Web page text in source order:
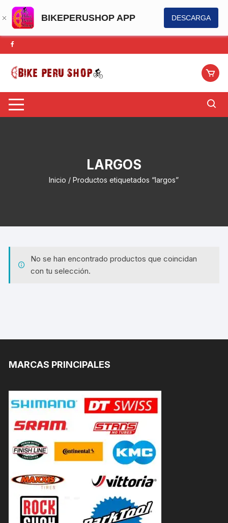
BIKEPERUSHOP APP DESCARGA
Saltar
al
contenido
LARGOS
Inicio / Productos etiquetados “largos”
No se han encontrado productos que coincidan
con tu selección.
MARCAS PRINCIPALES